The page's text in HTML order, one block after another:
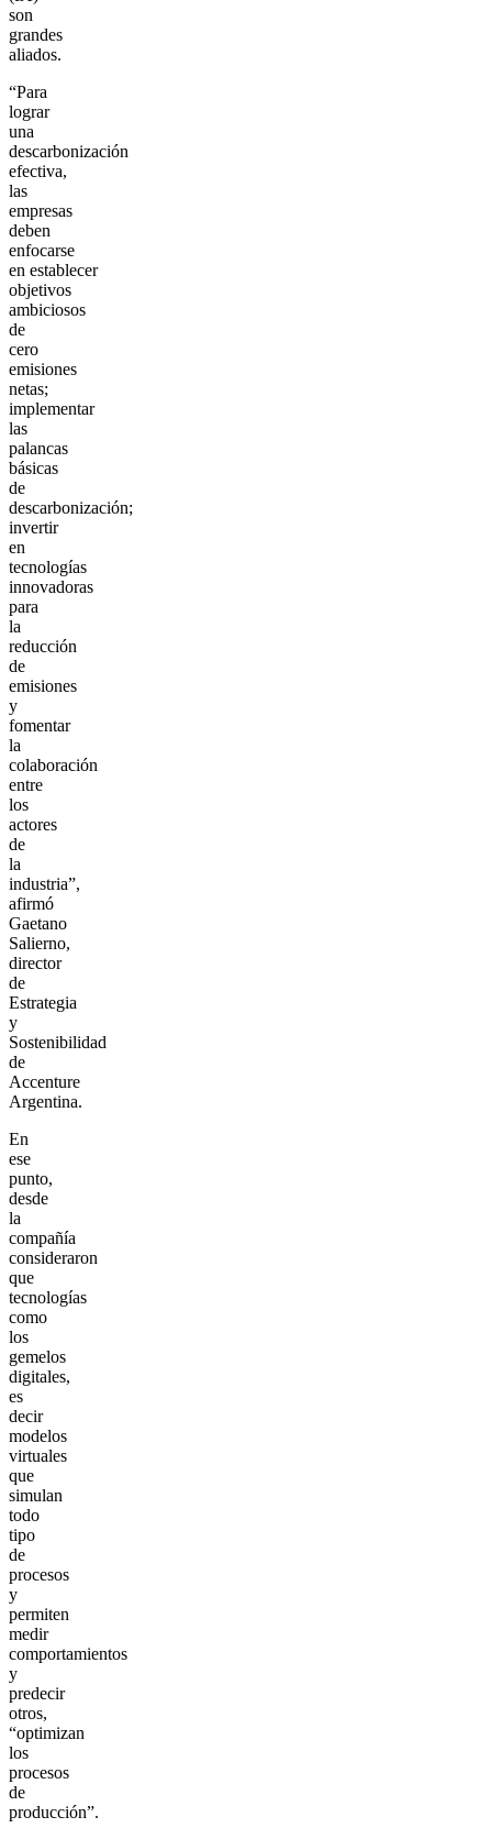
son
grandes
aliados.
“Para
lograr
una
descarbonización
efectiva,
las
empresas
deben
enfocarse
en establecer
objetivos
ambiciosos
de
cero
emisiones
netas;
implementar
las
palancas
básicas
de
descarbonización;
invertir
en
tecnologías
innovadoras
para
la
reducción
de
emisiones
y
fomentar
la
colaboración
entre
los
actores
de
la
industria”,
afirmó
Gaetano
Salierno,
director
de
Estrategia
y
Sostenibilidad
de
Accenture
Argentina.
En
ese
punto,
desde
la
compañía
consideraron
que
tecnologías
como
los
gemelos
digitales,
es
decir
modelos
virtuales
que
simulan
todo
tipo
de
procesos
y
permiten
medir
comportamientos
y
predecir
otros,
“optimizan
los
procesos
de
producción”.